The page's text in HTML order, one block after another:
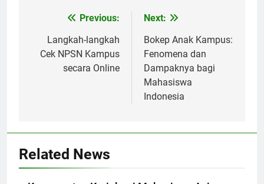
navigation
Previous:
Langkah-langkah
Cek NPSN Kampus
secara Online
Next:
Bokep Anak Kampus:
Fenomena dan
Dampaknya bagi
Mahasiswa
Indonesia
Related News